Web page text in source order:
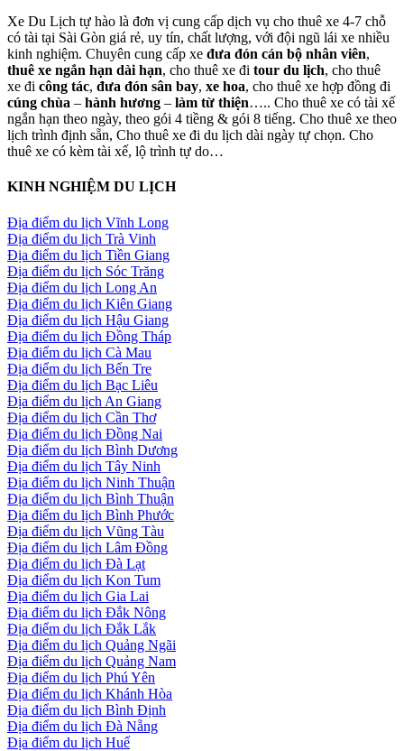
Xe Du Lịch tự hào là đơn vị cung cấp dịch vụ cho thuê xe 4-7 chỗ
có tài tại Sài Gòn giá rẻ, uy tín, chất lượng, với đội ngũ lái xe nhiều
kinh nghiệm. Chuyên cung cấp xe đưa đón cán bộ nhân viên,
thuê xe ngắn hạn dài hạn, cho thuê xe đi tour du lịch, cho thuê
xe đi công tác, đưa đón sân bay, xe hoa, cho thuê xe hợp đồng đi
cúng chùa – hành hương – làm từ thiện….. Cho thuê xe có tài xế
ngắn hạn theo ngày, theo gói 4 tiềng & gói 8 tiếng. Cho thuê xe theo
lịch trình định sẵn, Cho thuê xe đi du lịch dài ngày tự chọn. Cho
thuê xe có kèm tài xế, lộ trình tự do…
KINH NGHIỆM DU LỊCH
Địa điểm du lịch Vĩnh Long
Địa điểm du lịch Trà Vinh
Địa điểm du lịch Tiền Giang
Địa điểm du lịch Sóc Trăng
Địa điểm du lịch Long An
Địa điểm du lịch Kiên Giang
Địa điểm du lịch Hậu Giang
Địa điểm du lịch Đồng Tháp
Địa điểm du lịch Cà Mau
Địa điểm du lịch Bến Tre
Địa điểm du lịch Bạc Liêu
Địa điểm du lịch An Giang
Địa điểm du lịch Cần Thơ
Địa điểm du lịch Đồng Nai
Địa điểm du lịch Bình Dương
Địa điểm du lịch Tây Ninh
Địa điểm du lịch Ninh Thuận
Địa điểm du lịch Bình Thuận
Địa điểm du lịch Bình Phước
Địa điểm du lịch Vũng Tàu
Địa điểm du lịch Lâm Đồng
Địa điểm du lịch Đà Lạt
Địa điểm du lịch Kon Tum
Địa điểm du lịch Gia Lai
Địa điểm du lịch Đắk Nông
Địa điểm du lịch Đắk Lắk
Địa điểm du lịch Quảng Ngãi
Địa điểm du lịch Quảng Nam
Địa điểm du lịch Phú Yên
Địa điểm du lịch Khánh Hòa
Địa điểm du lịch Bình Định
Địa điểm du lịch Đà Nẵng
Địa điểm du lịch Huế